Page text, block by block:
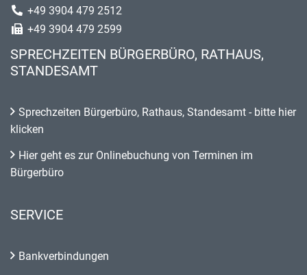
+49 3904 479 2512
+49 3904 479 2599
SPRECHZEITEN BÜRGERBÜRO, RATHAUS,
STANDESAMT
Sprechzeiten Bürgerbüro, Rathaus, Standesamt - bitte hier
klicken
Hier geht es zur Onlinebuchung von Terminen im
Bürgerbüro
SERVICE
Bankverbindungen